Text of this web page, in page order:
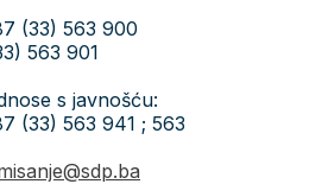
(33) 563 900
563 901
s javnošću:
(33) 563 941 ; 563